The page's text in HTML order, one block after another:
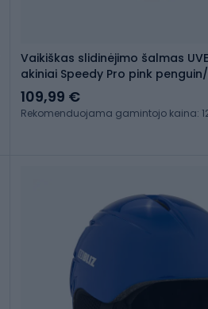
Vaikiškas slidinėjimo šalmas
akiniai Speedy Pro pink
lite
109,99 €
Rekomenduojama gamintojo kaina: